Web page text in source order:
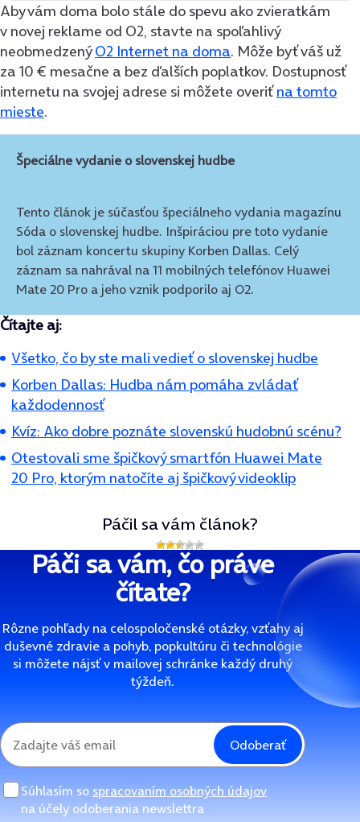
Aby vám doma bolo stále do spevu ako zvieratkám
v novej reklame od O2, stavte na spoľahlivý
neobmedzenýO2 Internet na doma. Môže byť váš už
za 10 € mesačne a bez ďalších poplatkov. Dostupnosť
internetu na svojej adrese si môžete overiťna tomto
mieste.
Špeciálne vydanie o slovenskej hudbe
Tento článok je súčasťou špeciálneho vydania magazínu
Sóda o slovenskej hudbe. Inšpiráciou pre toto vydanie
bol záznam koncertu skupiny Korben Dallas. Celý
záznam sa nahrával na 11 mobilných telefónov Huawei
Mate 20 Pro a jeho vznik podporilo aj O2.
Čítajte aj:
Všetko, čo by ste mali vedieť o slovenskej hudbe
Korben Dallas: Hudba nám pomáha zvládať
každodennosť
Kvíz: Ako dobre poznáte slovenskú hudobnú scénu?
Otestovali sme špičkový smartfón Huawei Mate
20 Pro, ktorým natočíte aj špičkový videoklip
Páčil sa vám článok?
Páči sa vám, čo práve
čítate?
Rôzne pohľady na celospoločenské otázky, vzťahy aj
duševné zdravie a pohyb, popkultúru či technológie
si môžete nájsť v mailovej schránke každý druhý
týždeň.
Odoberať
Súhlasím so spracovaním osobných údajov
na účely odoberania newslettra